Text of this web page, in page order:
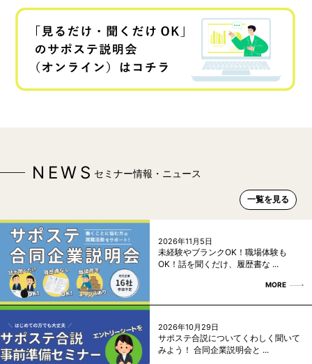
NEWS セミナー情報・ニュース
一覧を見る
2026年11月5日
未経験やブランクOK！職場体験も
OK！話を聞くだけ、履歴書な ...
MORE
2026年10月29日
サポステ合説についてくわしく聞いて
みよう！ 合同企業説明会と ...